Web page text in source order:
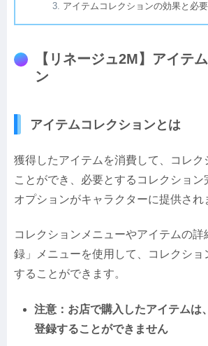
アイテムコレクションの効果と必
【リネージュ2M】アイテ
ン
アイテムコレクションとは
獲得したアイテムを消費して、コレク
ことができ、必要とするコレクション
オプションがキャラクターに提供され
コレクションメニューやアイテムの詳
録」メニューを使用して、コレクショ
することができます。
注意：お店で購入したアイテムは
登録することができません